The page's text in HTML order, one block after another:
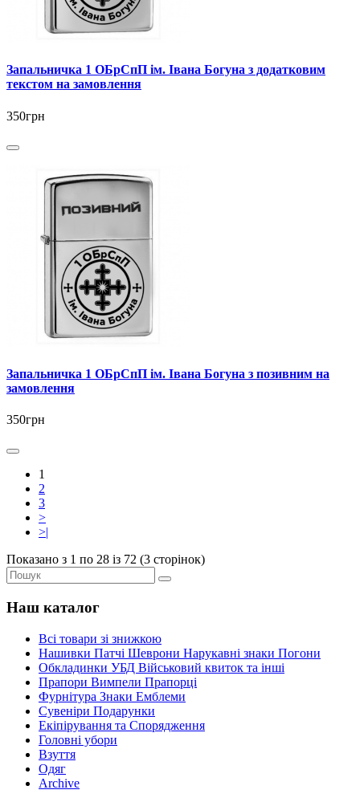
Запальничка 1 ОБрСпП ім. Івана Богуна з додатковим
текстом на замовлення
350грн
Запальничка 1 ОБрСпП ім. Івана Богуна з позивним на
замовлення
350грн
1
2
3
>
>|
Показано з 1 по 28 із 72 (3 сторінок)
Наш каталог
Всі товари зі знижкою
Нашивки Патчі Шеврони Нарукавні знаки Погони
Обкладинки УБД Військовий квиток та інші
Прапори Вимпели Прапорці
Фурнітура Знаки Емблеми
Сувеніри Подарунки
Екіпірування та Спорядження
Головні убори
Взуття
Одяг
Archive